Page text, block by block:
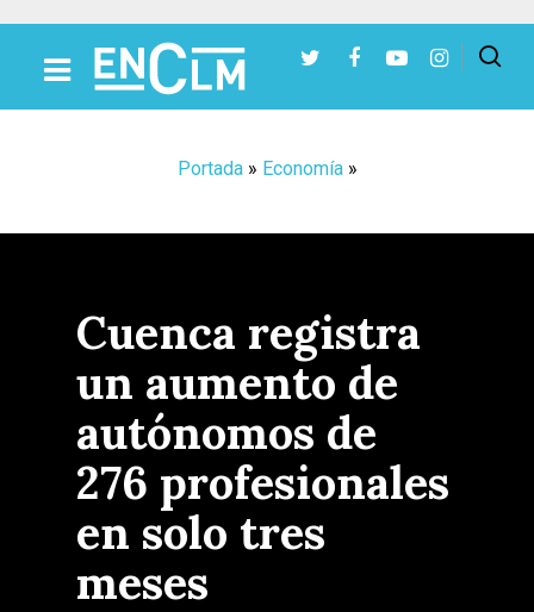
Portada» Economía»
Cuenca registra
un aumento de
autónomos de
276 profesionales
en solo tres
meses